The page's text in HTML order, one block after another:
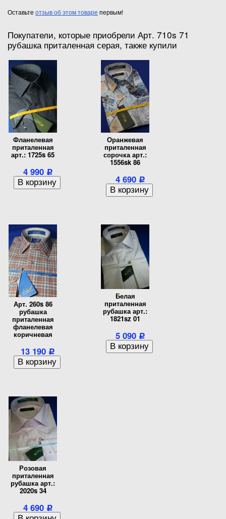
Оставьте отзыв об этом товаре первым!
Покупатели, которые приобрели Арт. 710s 71
рубашка приталенная серая, также купили
Фланелевая
приталенная
арт.: 1725s 65
4 990 Р
Оранжевая
приталенная
сорочка арт.:
1556sk 86
4 690 Р
Арт. 260s 86
рубашка
приталенная
фланелевая
коричневая
13 190 Р
Белая
приталенная
рубашка арт.:
1821sz 01
5 090 Р
Розовая
приталенная
рубашка арт.:
2020s 34
4 690 Р